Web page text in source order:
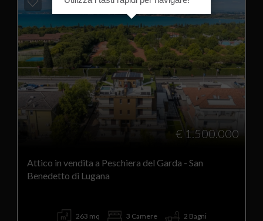
€ 1.500.000
Attico in vendita a Peschiera del Garda - San
Benedetto di Lugana
263 mq 3 Camere 2 Bagni